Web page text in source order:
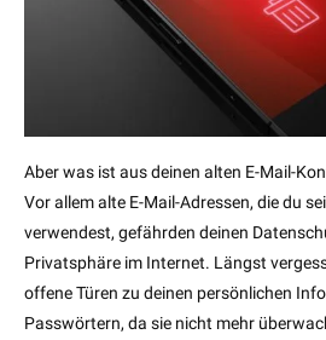
Aber was ist aus deinen alten E-Mail-
Vor allem alte E-Mail-Adressen, die du
verwendest, gefährden deinen
Privatsphäre im Internet. Längst
offene Türen zu deinen persönlichen
Passwörtern, da sie nicht mehr